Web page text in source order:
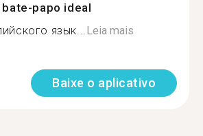
papo ideal
язык...Leia mais
Baixe o aplicativo